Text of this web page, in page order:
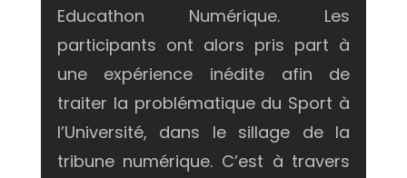
Educathon Numérique. Les
participants ont alors pris part à
une expérience inédite afin de
traiter la problématique du Sport à
l’Université, dans le sillage de la
tribune numérique. C’est à travers